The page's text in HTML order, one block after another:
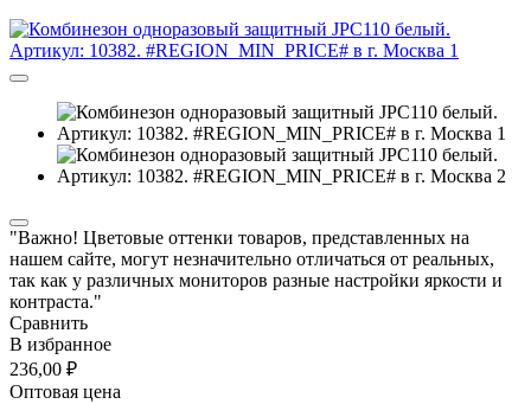
"Важно! Цветовые оттенки товаров, представленных на
нашем сайте, могут незначительно отличаться от реальных,
так как у различных мониторов разные настройки яркости и
контраста."
Сравнить
В избранное
236,00 ₽
Оптовая цена